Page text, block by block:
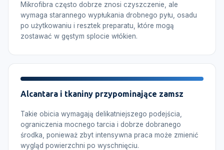
Mikrofibra często dobrze znosi czyszczenie, ale
wymaga starannego wypłukania drobnego pyłu, osadu
po użytkowaniu i resztek preparatu, które mogą
zostawać w gęstym splocie włókien.
Alcantara i tkaniny przypominające zamsz
Takie obicia wymagają delikatniejszego podejścia,
ograniczenia mocnego tarcia i dobrze dobranego
środka, ponieważ zbyt intensywna praca może zmienić
wygląd powierzchni po wyschnięciu.